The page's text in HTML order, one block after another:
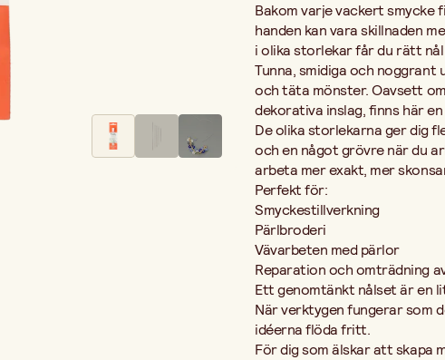
Bakom varje vackert
handen kan vara skillnaden
i olika storlekar får du rätt
Tunna, smidiga och
och täta mönster. Oavsett
dekorativa inslag, finns här
De olika storlekarna ger dig
och en något grövre när du
arbeta mer exakt, mer
Perfekt för:
Smyckestillverkning
Pärlbroderi
Vävarbeten med pärlor
Reparation och omträdning
Ett genomtänkt nålset är en
När verktygen fungerar som
idéerna flöda fritt.
För dig som älskar att skapa